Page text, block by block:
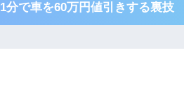
1分で車を60万円値引きする裏技